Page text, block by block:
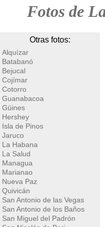
Fotos de
Otras fotos:
Alquízar
Batabanó
Bejucal
Cojímar
Cotorro
Guanabacoa
Güines
Hershey
Isla de Pinos
Jaruco
La Habana
La Salud
Managua
Marianao
Nueva Paz
Quivicán
San Antonio de las Vegas
San Antonio de los Baños
San Miguel del Padrón